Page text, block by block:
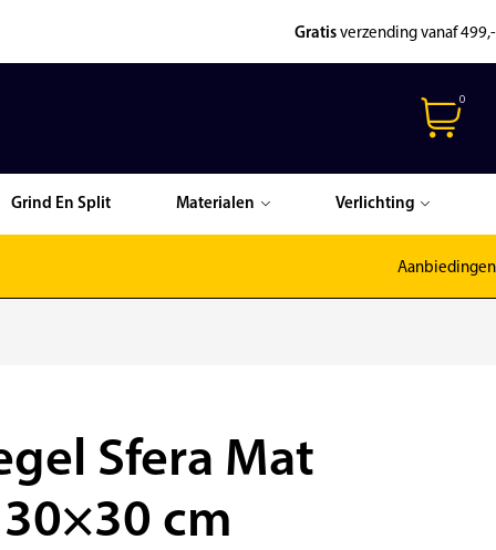
Gratis verzending vanaf 499,-
0
Grind En Split Materialen Verlichting
Aanbiedingen
Sfera Mat
cm